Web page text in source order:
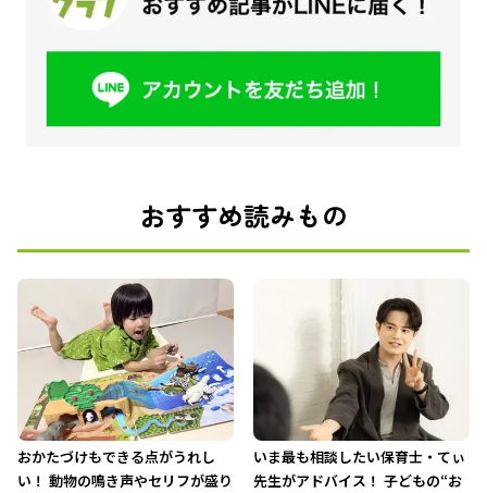
おすすめ読みもの
おかたづけもできる点がうれし
い！ 動物の鳴き声やセリフが盛り
いま最も相談したい保育士・てぃ
先生がアドバイス！ 子どもの“お